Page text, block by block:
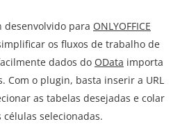
desenvolvido para ONLYOFFICE
os fluxos de trabalho de
dados do OData importa
Com o plugin, basta inserir a URL
as tabelas desejadas e colar
selecionadas.